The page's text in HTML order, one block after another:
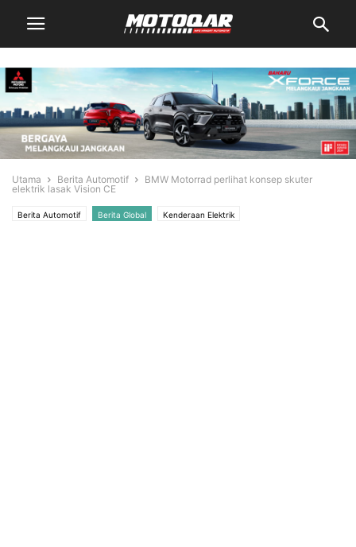
Utama Berita Automotif
BMW Motorrad perlihat konsep skuter
elektrik lasak Vision CE
Berita Automotif Berita Global Kenderaan Elektrik